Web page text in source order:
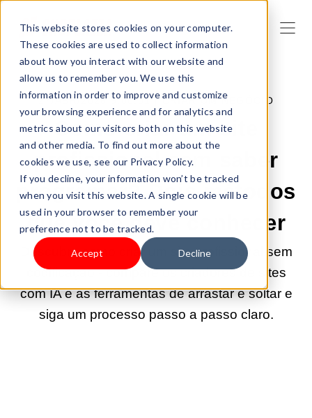
This website stores cookies on your computer.
These cookies are used to collect information
about how you interact with our website and
allow us to remember you. We use this
information in order to improve and customize
your browsing experience and for analytics and
metrics about our visitors both on this website
and other media. To find out more about the
cookies we use, see our Privacy Policy.
If you decline, your information won’t be tracked
when you visit this website. A single cookie will be
used in your browser to remember your
preference not to be tracked.
Accept Decline
27/ABR/2026 9:00:01 | CRIAR UM NEGÓCIO
Como criar um site
profissional sem saber
programar? Dois métodos
que você deve conhecer
Descubra como criar um site profissional sem
codificação - compare os criadores de sites
com IA e as ferramentas de arrastar e soltar e
siga um processo passo a passo claro.